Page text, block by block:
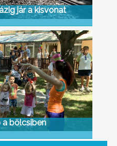
jár a kisvonat
a bölcsiben